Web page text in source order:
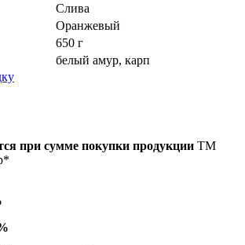
Слива
Оранжевый
650 г
белый амур, карп
при сумме покупки продукции ТМ